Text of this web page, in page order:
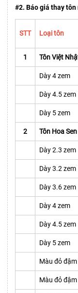
#2. Báo giá thay
STT Loại tôn
1 Tôn Việt
Dày 4 zem
Dày 4.5 zem
Dày 5 zem
2 Tôn Hoa Sen
Dày 2.3 zem
Dày 3.2 zem
Dày 3.6 zem
Dày 4 zem
Dày 4.5 zem
Dày 5 zem
Màu đỏ
Màu đỏ